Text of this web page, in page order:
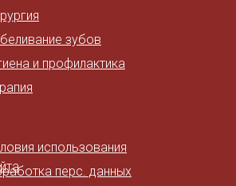
и профилактика
зубов
использования
перс. данных